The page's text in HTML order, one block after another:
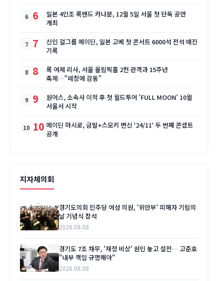
6
일본 4인조 록밴드 카나분, 12월 5일 서울 첫 단독 공연
개최
7
신인 걸그룹 메이딘, 일본 고베 첫 콘서트 6000석 전석 매진
기록
8
록 여제 리사, 서울 올림픽홀 2천 관객과 15주년
축제…"떼창에 감동"
9
원어스, 소속사 이적 후 첫 월드투어 'FULL MOON' 10월
서울서 시작
10 메이딘 마시로, 금발+스모키 변신 '24/11' 두 번째 콘셉트
공개
지자체의회
경기도의회 민주당 여성 의원, '위안부' 피해자 기림의
날 기념식 참석
2026.08.08
경기도 7조 채무, '재정 비상' 원인 놓고 설전… 고준호
"내부 책임 규명해야"
2026.08.08